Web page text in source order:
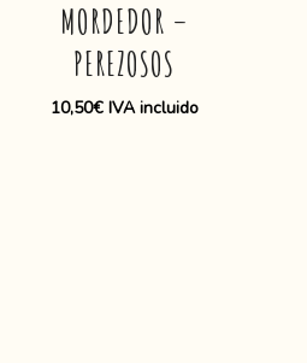
MORDEDOR –
PEREZOSOS
10,50€ IVA incluido